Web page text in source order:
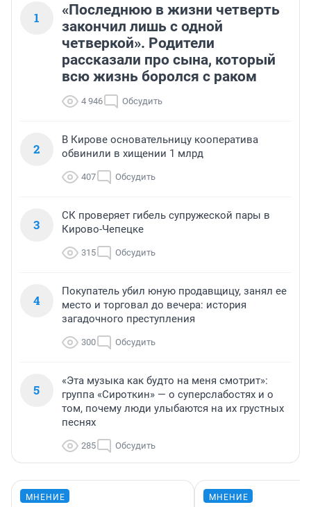
1
«Последнюю в жизни четверть
закончил лишь с одной
четверкой». Родители
рассказали про сына, который
всю жизнь боролся с раком
4 946 Обсудить
2
В Кирове основательницу кооператива
обвинили в хищении 1 млрд
407 Обсудить
3
СК проверяет гибель супружеской пары в
Кирово-Чепецке
315 Обсудить
4
Покупатель убил юную продавщицу, занял ее
место и торговал до вечера: история
загадочного преступления
300 Обсудить
5
«Эта музыка как будто на меня смотрит»:
группа «Сироткин» — о суперслабостях и о
том, почему люди улыбаются на их грустных
песнях
285 Обсудить
МНЕНИЕ МНЕНИЕ